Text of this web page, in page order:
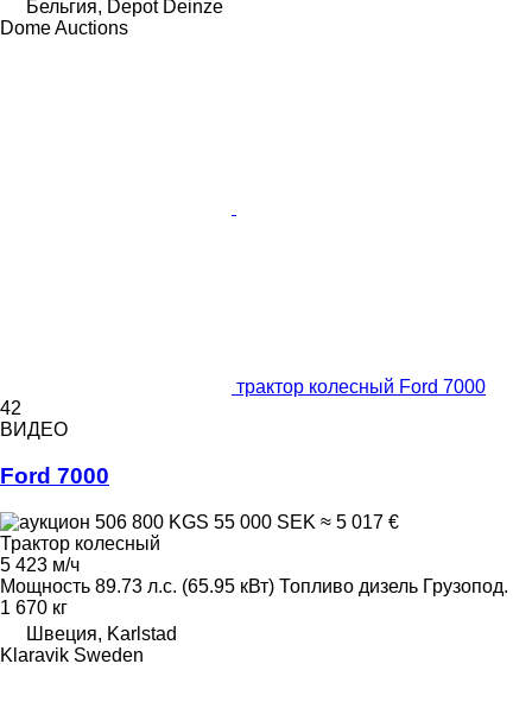
Бельгия, Depot Deinze
Dome Auctions
трактор колесный Ford 7000
42
ВИДЕО
Ford 7000
506 800 KGS 55 000 SEK ≈ 5 017 €
Трактор колесный
5 423 м/ч
Мощность 89.73 л.с. (65.95 кВт) Топливо дизель Грузопод.
1 670 кг
Швеция, Karlstad
Klaravik Sweden